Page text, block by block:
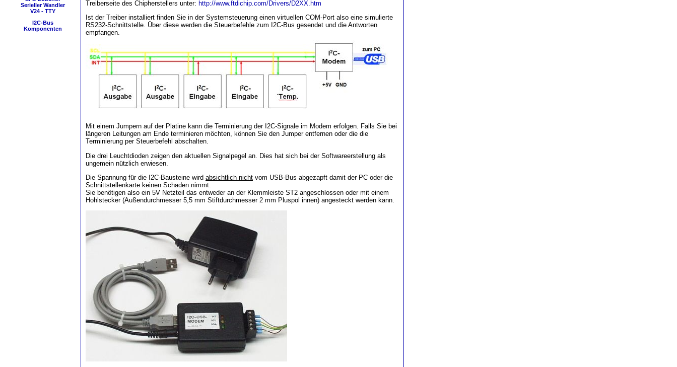
Serieller Wandler
V24 - TTY
I2C-Bus
Komponenten
Treiberseite des Chipherstellers unter: http://www.ftdichip.com/Drivers/D2XX.htm
Ist der Treiber installiert finden Sie in der Systemsteuerung einen virtuellen COM-Port also eine simulierte
RS232-Schnittstelle. Über diese werden die Steuerbefehle zum I2C-Bus gesendet und die Antworten
empfangen.
Mit einem Jumpern auf der Platine kann die Terminierung der I2C-Signale im Modem erfolgen. Falls Sie bei
längeren Leitungen am Ende terminieren möchten, können Sie den Jumper entfernen oder die die
Terminierung per Steuerbefehl abschalten.
Die drei Leuchtdioden zeigen den aktuellen Signalpegel an. Dies hat sich bei der Softwareerstellung als
ungemein nützlich erwiesen.
Die Spannung für die I2C-Bausteine wird absichtlich nicht vom USB-Bus abgezapft damit der PC oder die
Schnittstellenkarte keinen Schaden nimmt.
Sie benötigen also ein 5V Netzteil das entweder an der Klemmleiste ST2 angeschlossen oder mit einem
Hohlstecker (Außendurchmesser 5,5 mm Stiftdurchmesser 2 mm Pluspol innen) angesteckt werden kann.